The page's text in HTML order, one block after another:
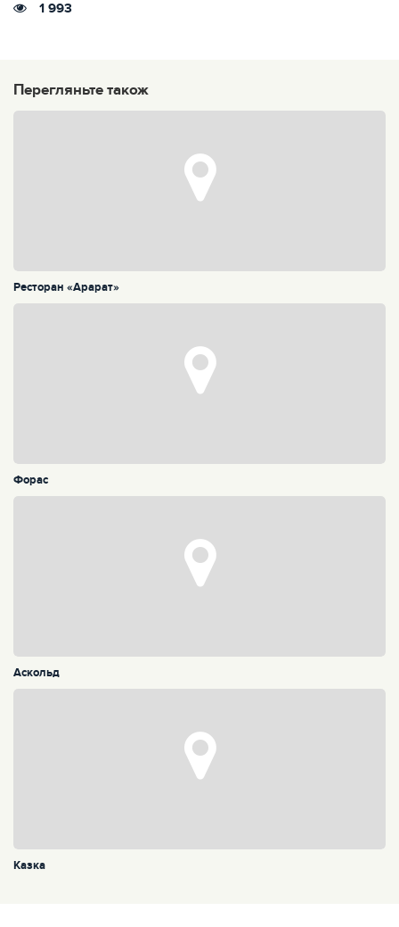
1 993
Перегляньте також
Ресторан «Арарат»
Форас
Аскольд
Казка